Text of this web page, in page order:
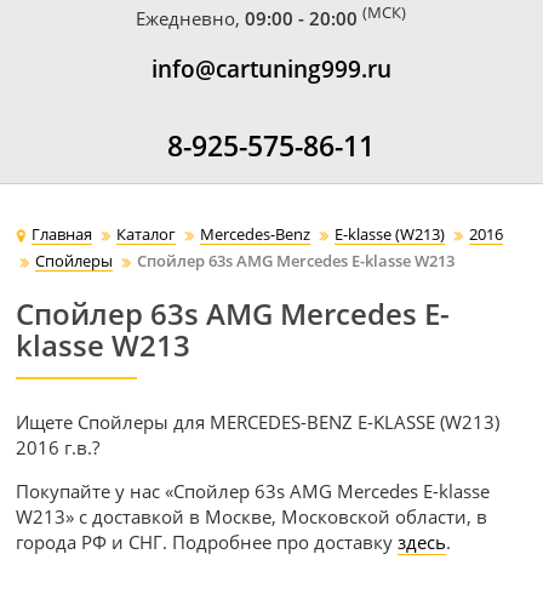
Ежедневно,09:00 - 20:00 (МСК)
info@cartuning999.ru
8-925-575-86-11
Главная Каталог Mercedes-Benz E-klasse (W213)
2016
Спойлеры
Спойлер 63s AMG Mercedes E-klasse W213
Спойлер 63s AMG Mercedes E-
klasse W213
Ищете Спойлеры для MERCEDES-BENZ E-KLASSE (W213)
2016 г.в.?
Покупайте у нас «Спойлер 63s AMG Mercedes E-klasse
W213» с доставкой в Москве, Московской области, в
города РФ и СНГ. Подробнее про доставкуздесь.